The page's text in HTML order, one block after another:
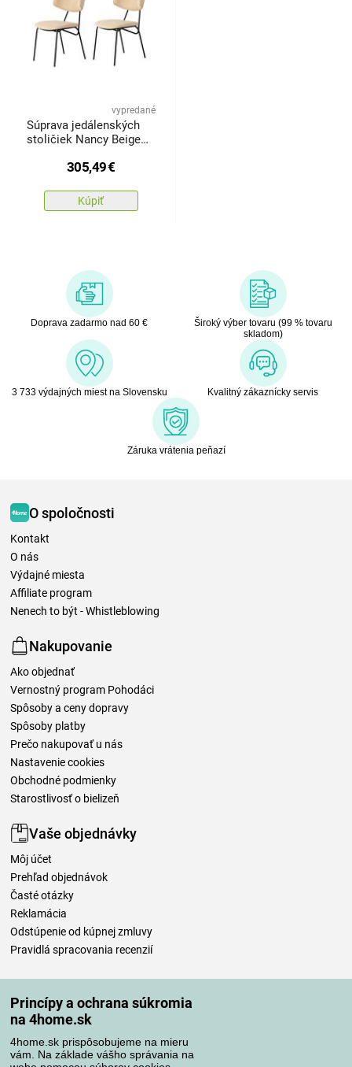
Princípy a ochrana súkromia
na 4home.sk
4home.sk prispôsobujeme na mieru
vám. Na základe vášho správania na
vypredané
Súprava jedálenských
stoličiek Nancy Beige
305,49€
Kúpiť
Doprava zadarmo nad 60 €
Široký výber tovaru (99 % tovaru
skladom)
3 733 výdajných miest na Slovensku Kvalitný zákaznícky servis
Záruka vrátenia peňazí
O spoločnosti
Kontakt
O nás
Výdajné miesta
Affiliate program
Nenech to být - Whistleblowing
Nakupovanie
Ako objednať
Vernostný program Pohodáci
Spôsoby a ceny dopravy
Spôsoby platby
Prečo nakupovať u nás
Nastavenie cookies
Obchodné podmienky
Starostlivosť o bielizeň
Vaše objednávky
Môj účet
Prehľad objednávok
Časté otázky
Reklamácia
Odstúpenie od kúpnej zmluvy
Pravidlá spracovania recenzií
Spôsoby platby